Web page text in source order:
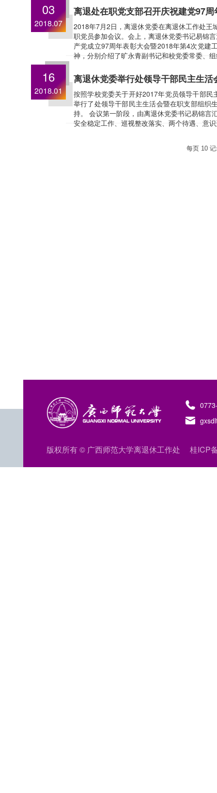
03
2018.07
离退处在职党支部召开庆祝建党97
2018年7月2日，离退休党委在离退休工作处
职党员参加会议。会上，离退休党委书记易锦
产党成立97周年表彰大会暨2018年第4次党建
神，分别介绍了旷永青副书记和校党委常委、
16
2018.01
离退休党委举行处领导干部民主生
按照学校党委关于开好2017年党员领导干部
举行了处领导干部民主生活会暨在职支部组织
持。 会议第一阶段，由离退休党委书记易锦言
安全稳定工作、巡视整改落实、两个待遇、意
每页 10
版权所有 © 广西师范大学离退休工作处 桂ICP